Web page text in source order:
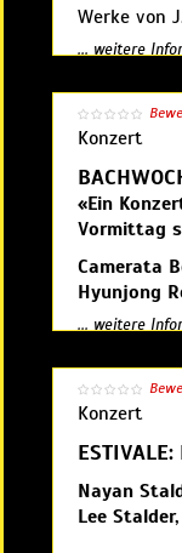
Werke von
... weitere
Konzert
«Ein
Vormittag
Camerata
Hyunjong
Martin
Die
der Region
Hof
Musikalisch
CHF 55.00
... weitere
Konzert
ESTIVALE:
Nayan
Lee